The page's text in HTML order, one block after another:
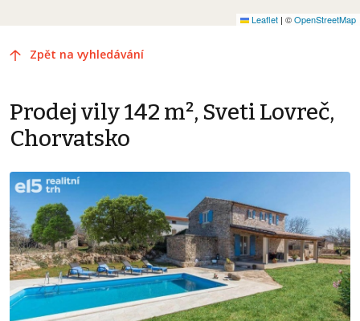
Leaflet | ©OpenStreetMap
Zpět na vyhledávání
Prodej vily 142 m², Sveti Lovreč,
Chorvatsko